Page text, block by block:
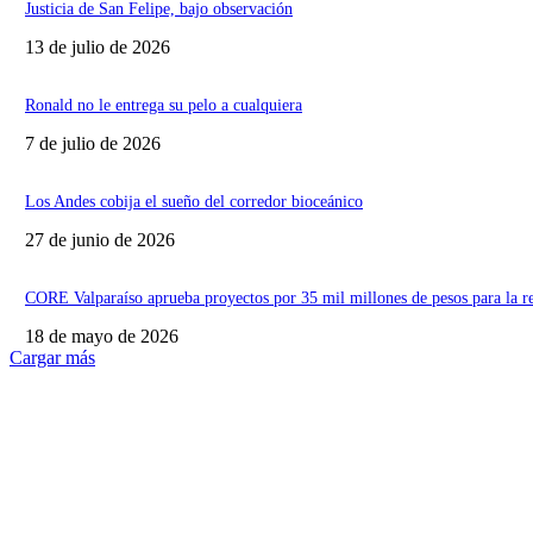
Justicia de San Felipe, bajo observación
13 de julio de 2026
Ronald no le entrega su pelo a cualquiera
7 de julio de 2026
Los Andes cobija el sueño del corredor bioceánico
27 de junio de 2026
CORE Valparaíso aprueba proyectos por 35 mil millones de pesos para la
18 de mayo de 2026
Cargar más